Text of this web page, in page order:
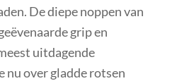
De diepe noppen van
grip en
uitdagende
nu over gladde rotsen